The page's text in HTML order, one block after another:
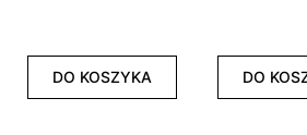
DO KOSZYKA DO